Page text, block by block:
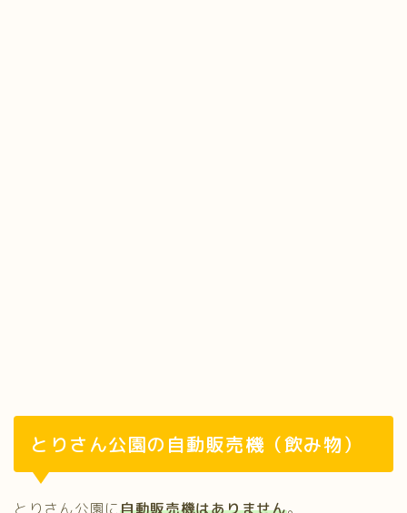
とりさん公園の自動販売機（飲み物）
とりさん公園に自動販売機はありません。